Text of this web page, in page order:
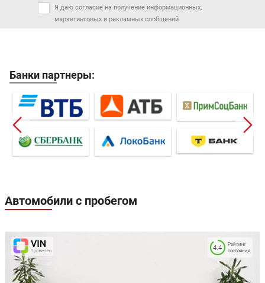
Я даю согласие на получение информационных,
маркетинговых и рекламных сообщений
Банки партнеры:
Автомобили с пробегом
Рейтинг
состояния
4.4